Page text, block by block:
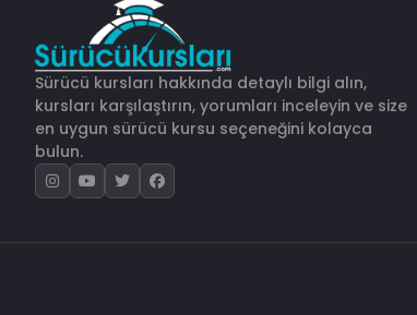
Sürücü kursları hakkında detaylı bilgi alın,
kursları karşılaştırın, yorumları inceleyin ve size
en uygun sürücü kursu seçeneğini kolayca
bulun.